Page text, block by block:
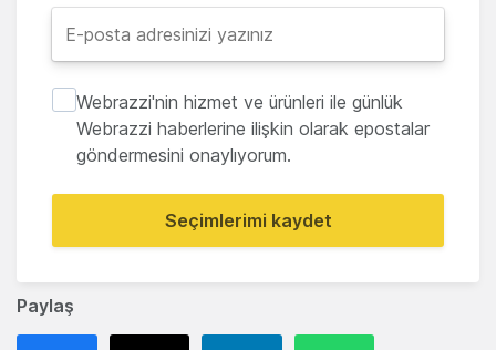
Paylaş
Webrazzi'nin hizmet ve ürünleri ile günlük
Webrazzi haberlerine ilişkin olarak epostalar
göndermesini onaylıyorum.
Seçimlerimi kaydet